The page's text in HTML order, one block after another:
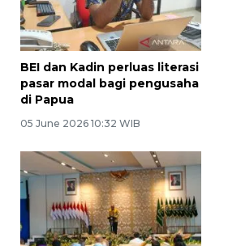
BEI dan Kadin perluas literasi
pasar modal bagi pengusaha
di Papua
05 June 2026 10:32 WIB